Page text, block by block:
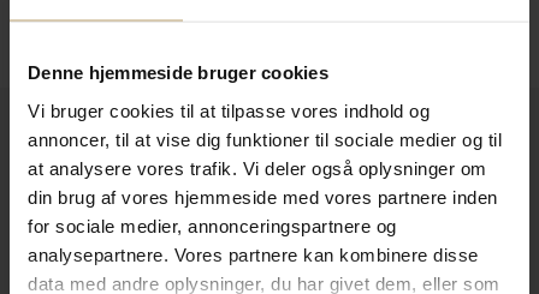
Denne hjemmeside bruger cookies
Vi bruger cookies til at tilpasse vores indhold og
annoncer, til at vise dig funktioner til sociale medier og til
at analysere vores trafik. Vi deler også oplysninger om
din brug af vores hjemmeside med vores partnere inden
for sociale medier, annonceringspartnere og
analysepartnere. Vores partnere kan kombinere disse
data med andre oplysninger, du har givet dem, eller som
Kontakt
Åbningstider I Butikken
Information
Praktiske Sider